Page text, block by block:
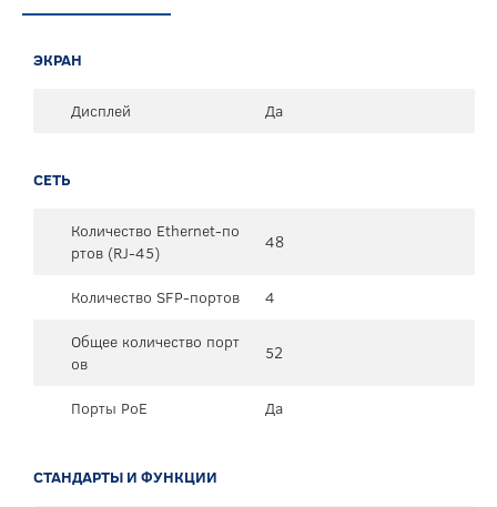
ЭКРАН
Дисплей Да
СЕТЬ
Количество Ethernet-по
ртов (RJ-45)
48
Количество SFP-портов
4
Общее количество порт
ов
52
Порты PoE Да
СТАНДАРТЫ И ФУНКЦИИ